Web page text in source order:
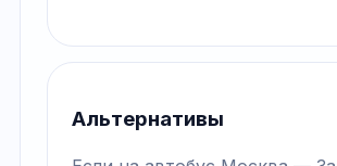
Альтернативы